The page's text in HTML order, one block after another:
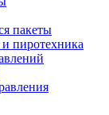
пакеты
пиротехника